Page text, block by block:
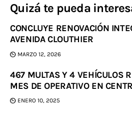
Quizá te pueda
CONCLUYE RENOVACIÓN
AVENIDA CLOUTHIER
MARZO 12, 2026
467 MULTAS Y 4 VEHÍCULOS
MES DE OPERATIVO EN
ENERO 10, 2025